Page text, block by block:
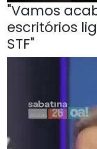
"Vamos
escritórios
STF"